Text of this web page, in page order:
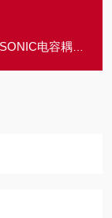
耦合式固态继电器